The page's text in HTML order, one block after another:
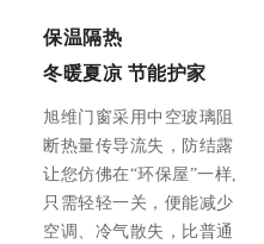
保温隔热
冬暖夏凉 节能护家
旭维门窗采用中空玻璃阻
断热量传导流失，防结露
让您仿佛在“环保屋”一样,
只需轻轻一关，便能减少
空调、冷气散失，比普通